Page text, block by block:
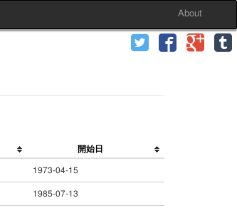
About
開始日
1973-04-15
1985-07-13